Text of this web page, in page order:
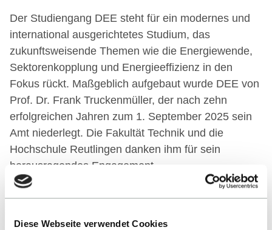
Diese Webseite verwendet Cookies
Der Studiengang DEE steht für ein modernes und
international ausgerichtetes Studium, das
zukunftsweisende Themen wie die Energiewende,
Sektorenkopplung und Energieeffizienz in den
Fokus rückt. Maßgeblich aufgebaut wurde DEE von
Prof. Dr. Frank Truckenmüller, der nach zehn
erfolgreichen Jahren zum 1. September 2025 sein
Amt niederlegt. Die Fakultät Technik und die
Hochschule Reutlingen danken ihm für sein
herausragendes Engagement.
Der Wandel im Führungsteam unterstreicht die
DEE: „Unser Studiengang – innovativ, modern,